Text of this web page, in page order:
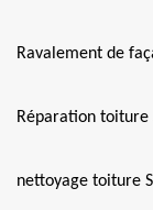
Ravalement de
Réparation toiture
nettoyage toiture